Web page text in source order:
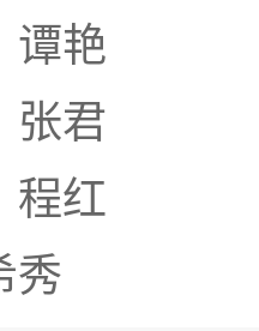
谭艳
张君
程红
秀